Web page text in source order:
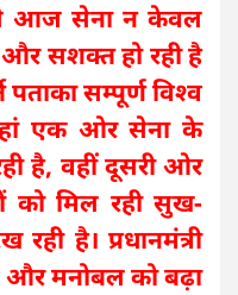
से आज सेना न केवल
सशक्त हो रही है
सम्पूर्ण विश्व
एक ओर सेना के
है, वहीं दूसरी ओर
को मिल रही सुख-
है। प्रधानमंत्री
और मनोबल को बढ़ा